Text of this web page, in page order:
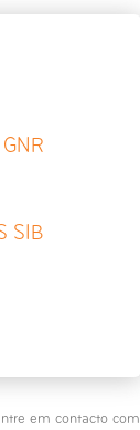
em contacto com